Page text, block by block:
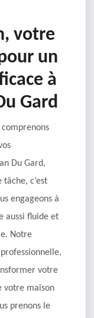
votre
un
à
Gard
comprenons
Du Gard,
tâche, c’est
engageons à
aussi fluide et
Notre
votre
votre maison
prenons le